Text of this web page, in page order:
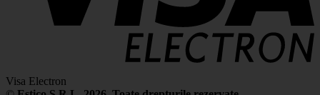
Visa Electron